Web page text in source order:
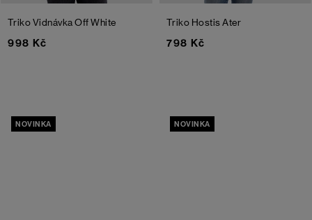
Triko VidnávkaOff White
998 Kč
Triko Hostis Ater
798 Kč
NOVINKA NOVINKA